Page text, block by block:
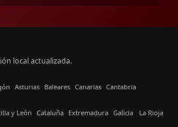
local actualizada.
Asturias Baleares Canarias Cantabria
y León Cataluña Extremadura Galicia La Rioja